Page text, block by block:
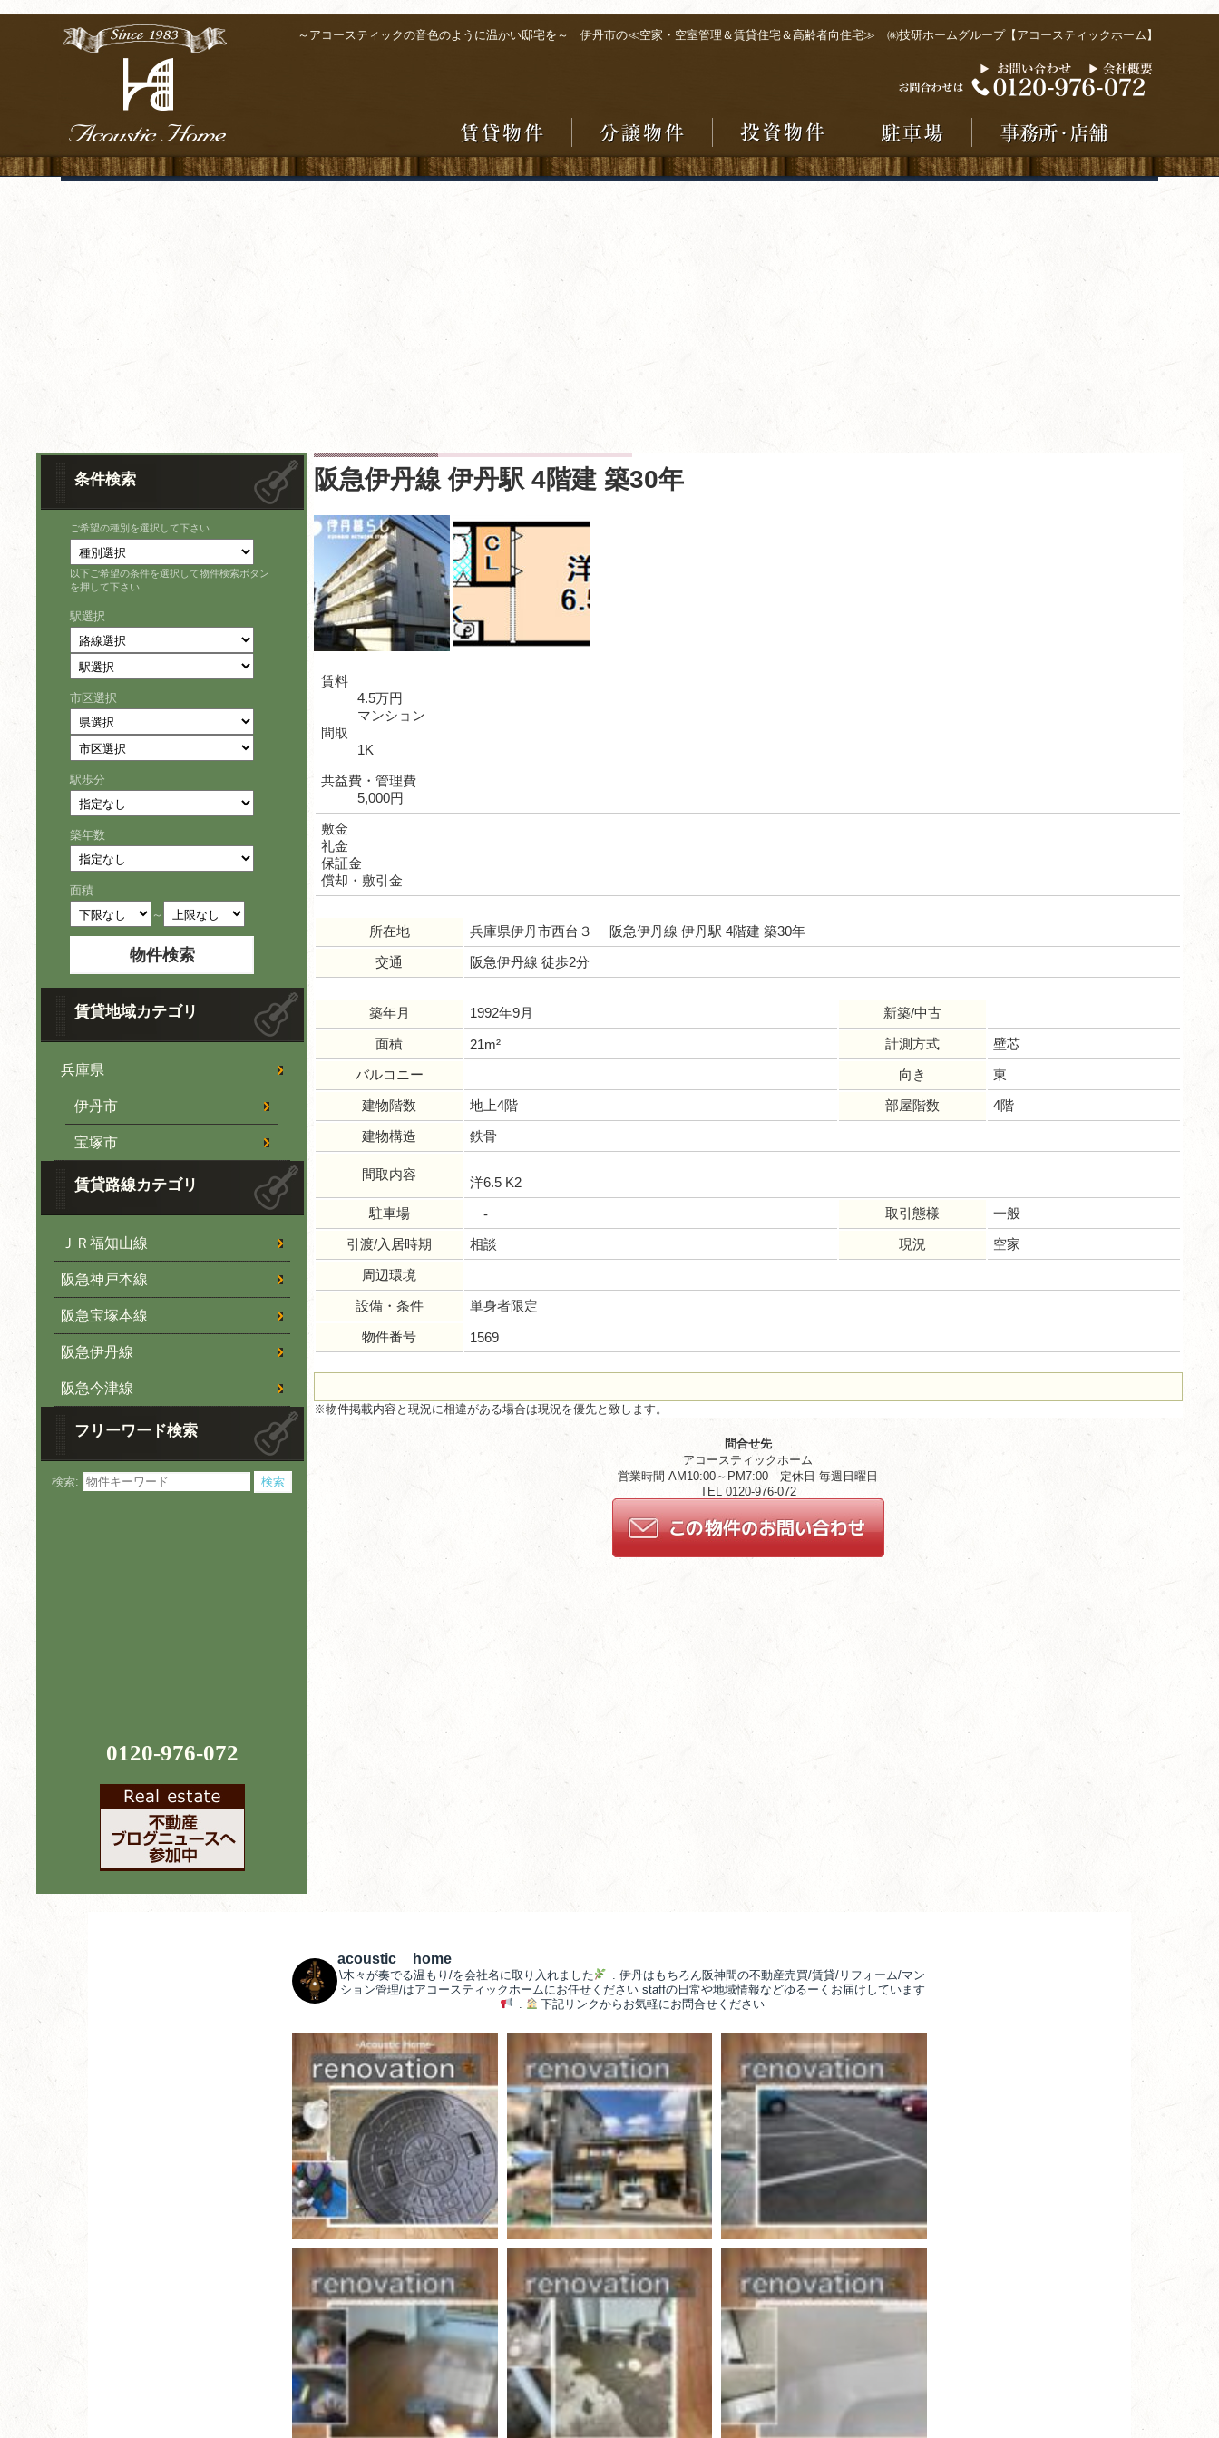
～アコースティックの音色のように温かい邸宅を～ 伊丹市の≪空家・空室管理＆賃貸住宅＆高齢者向住宅≫ ㈱技研ホームグループ【アコースティックホーム】
条件検索
ご希望の種別を選択して下さい
以下ご希望の条件を選択して物件検索ボタン
を押して下さい
駅選択
市区選択
駅歩分
築年数
面積
～
賃貸地域カテゴリ
兵庫県
伊丹市
宝塚市
賃貸路線カテゴリ
ＪＲ福知山線
阪急神戸本線
阪急宝塚本線
阪急伊丹線
阪急今津線
フリーワード検索
検索:
0120-976-072
阪急伊丹線 伊丹駅 4階建 築30年
賃料
4.5万円
マンション
間取
1K
共益費・管理費
5,000円
敷金
礼金
保証金
償却・敷引金
所在地
兵庫県伊丹市西台３ 阪急伊丹線 伊丹駅 4階建 築30年
交通
阪急伊丹線 徒歩2分
築年月 1992年9月
新築/中古
面積
21m² 計測方式
壁芯
バルコニー
向き
東
建物階数
地上4階 部屋階数
4階
建物構造
鉄骨
間取内容
洋6.5 K2
駐車場
- 取引態様
一般
引渡/入居時期
相談 現況
空家
周辺環境
設備・条件
単身者限定
物件番号
1569
※物件掲載内容と現況に相違がある場合は現況を優先と致します。
問合せ先
アコースティックホーム
営業時間 AM10:00～PM7:00 定休日 毎週日曜日
TEL 0120-976-072
acoustic__home
\木々が奏でる温もり/を会社名に取り入れました . 伊丹はもちろん阪神間の不動産売買/賃貸/リフォーム/マン
ション管理/はアコースティックホームにお任せくださいstaffの日常や地域情報などゆるーくお届けしています
.
下記リンクからお気軽にお問合せください